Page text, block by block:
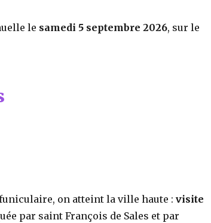
le samedi 5 septembre 2026, sur le
on atteint la ville haute :visite
par saint François de Sales et par